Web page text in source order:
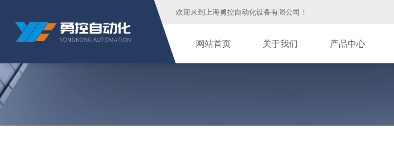
欢迎来到 上海勇控自动化设备有限公司 ！
网站首页 关于我们 产品中心